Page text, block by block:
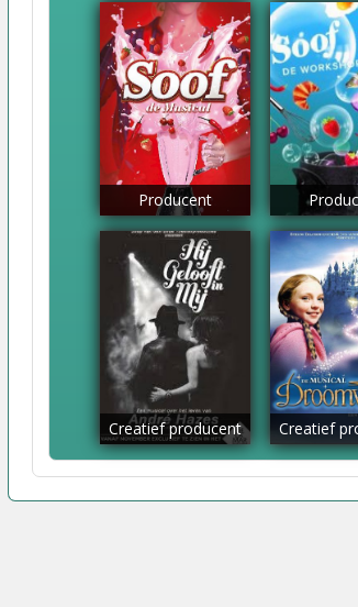
Producent
Creatief producent Creatief